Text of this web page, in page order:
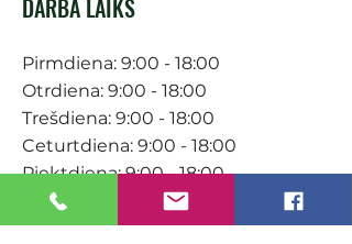
DARBA LAIKS
Pirmdiena: 9:00 - 18:00
Otrdiena: 9:00 - 18:00
Trešdiena: 9:00 - 18:00
Ceturtdiena: 9:00 - 18:00
Piektdiena: 9:00 - 18:00
Sestdiena: 9:00-15:00